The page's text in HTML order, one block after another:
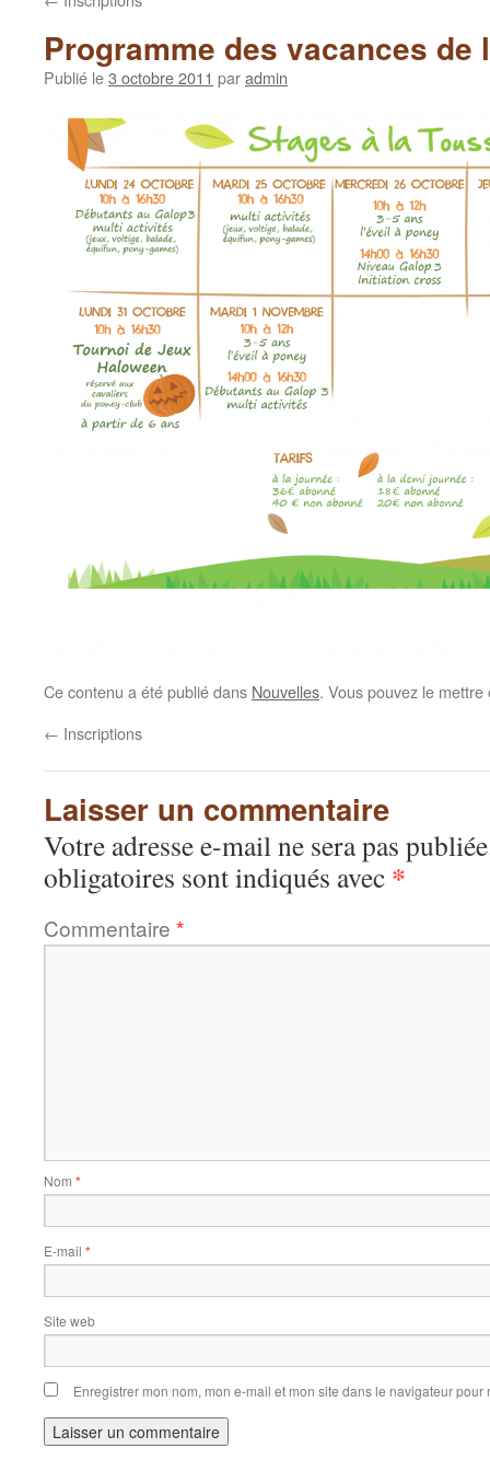
Programme des vacances de
Publié le3 octobre 2011 paradmin
Ce contenu a été publié dans Nouvelles. Vous pouvez le
← Inscriptions
Laisser un commentaire
Votre adresse e-mail ne sera pas
obligatoires sont indiqués avec *
Commentaire *
Nom *
E-mail *
Site web
Enregistrer mon nom, mon e-mail et mon site dans le navigateur